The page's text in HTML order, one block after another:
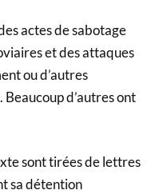
actes de sabotage
et des attaques
ou d’autres
d’autres ont
sont tirées de lettres
sa détention